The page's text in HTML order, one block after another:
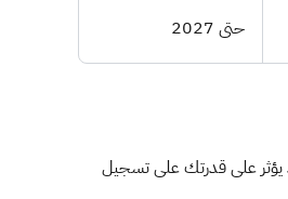
حتى 2027
يؤثر على قدرتك على تسجيل